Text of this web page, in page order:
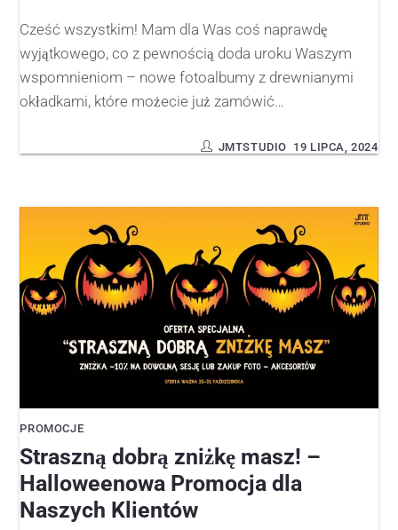
Cześć wszystkim! Mam dla Was coś naprawdę
wyjątkowego, co z pewnością doda uroku Waszym
wspomnieniom – nowe fotoalbumy z drewnianymi
okładkami, które możecie już zamówić…
19 LIPCA, 2024
JMTSTUDIO
PROMOCJE
Straszną dobrą zniżkę masz! –
Halloweenowa Promocja dla
Naszych Klientów